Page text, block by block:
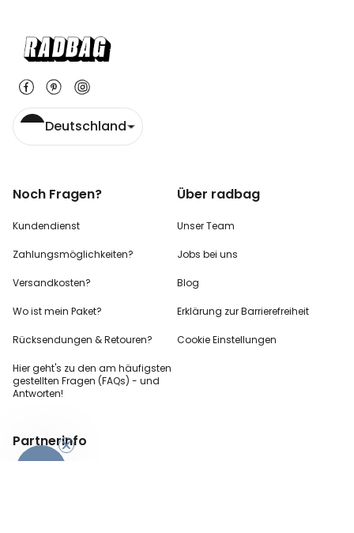
Deutschland
Noch Fragen?
Kundendienst
Zahlungsmöglichkeiten?
Versandkosten?
Wo ist mein Paket?
Rücksendungen & Retouren?
Hier geht's zu den am häufigsten
gestellten Fragen (FAQs) - und
Antworten!
Über radbag
Unser Team
Jobs bei uns
Blog
Erklärung zur Barrierefreiheit
Cookie Einstellungen
Partnerinfo